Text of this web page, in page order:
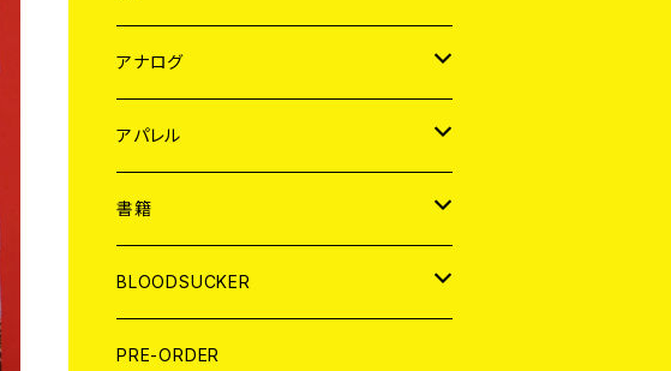
JAPAN
WORLD
アナログ
JAPAN
７EP
LP
WORLD
7EP
LP
アパレル
JAPAN
T-shirt
HOOD
WORLD
T-shirt
書籍
MAGAZINE
BOLLOCKS
写真集 (PHOTOBOOK)
BLOODSUCKER
CD
PRE-ORDER